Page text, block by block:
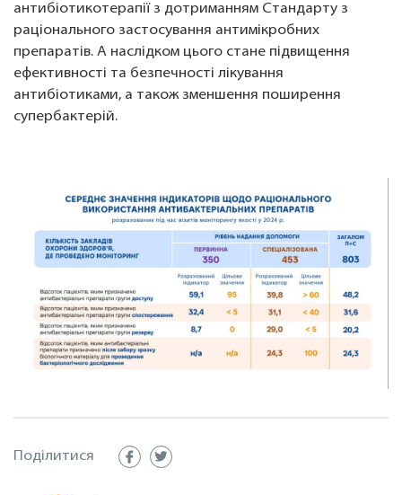
антибіотикотерапії з дотриманням Стандарту з
раціонального застосування антимікробних
препаратів. А наслідком цього стане підвищення
ефективності та безпечності лікування
антибіотиками, а також зменшення поширення
супербактерій.
Поділитися